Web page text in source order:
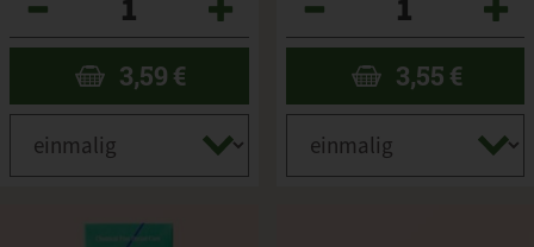
3,59 € 3,55 €